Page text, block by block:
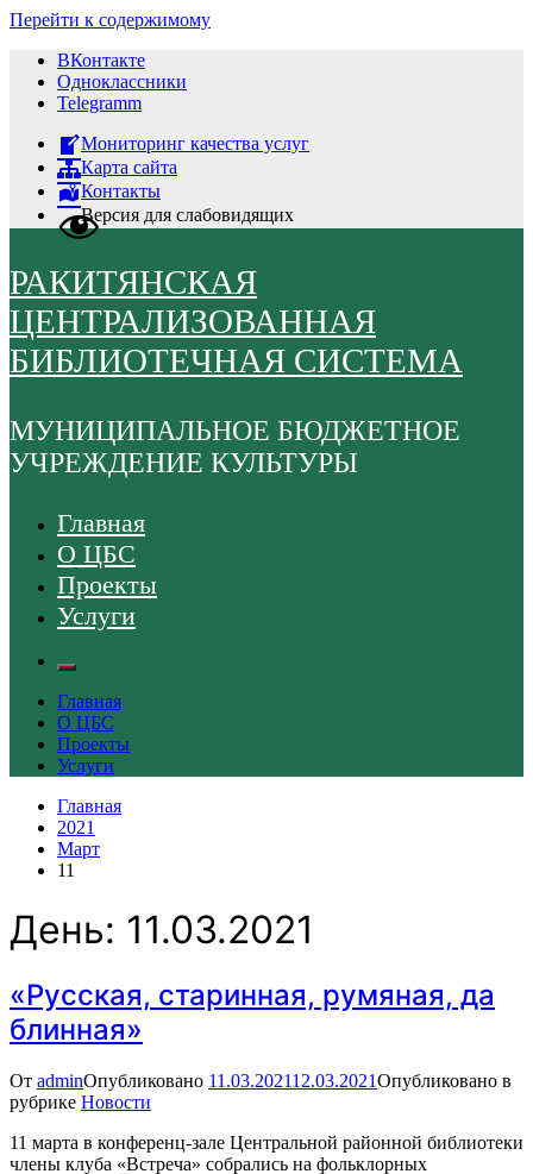
Перейти к содержимому
ВКонтакте
Одноклассники
Telegramm
Мониторинг качества услуг
Карта сайта
Контакты
Версия для слабовидящих
РАКИТЯНСКАЯ
ЦЕНТРАЛИЗОВАННАЯ
БИБЛИОТЕЧНАЯ СИСТЕМА
МУНИЦИПАЛЬНОЕ БЮДЖЕТНОЕ
УЧРЕЖДЕНИЕ КУЛЬТУРЫ
Главная
О ЦБС
Проекты
Услуги
Главная
О ЦБС
Проекты
Услуги
Главная
2021
Март
11
День: 11.03.2021
«Русская, старинная, румяная, да
блинная»
От adminОпубликовано 11.03.202112.03.2021Опубликовано в
рубрике Новости
11 марта в конференц-зале Центральной районной библиотеки
члены клуба «Встреча» собрались на фольклорных